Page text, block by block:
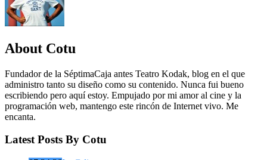
About Cotu
Fundador de la SéptimaCaja antes Teatro Kodak, blog en el que
administro tanto su diseño como su contenido. Nunca fui bueno
escribiendo pero aquí estoy. Empujado por mi amor al cine y la
programación web, mantengo este rincón de Internet vivo. Me
encanta.
Latest Posts By Cotu